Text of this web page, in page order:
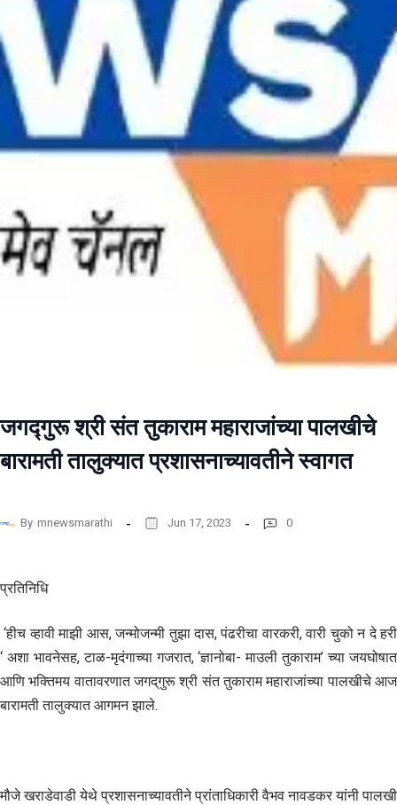
जगद्गुरू श्री संत तुकाराम महाराजांच्या पालखीचे
बारामती तालुक्यात प्रशासनाच्यावतीने स्वागत
By mnewsmarathi Jun 17, 2023 0
प्रतिनिधि
‘हीच व्हावी माझी आस, जन्मोजन्मी तुझा दास, पंढरीचा वारकरी, वारी चुको न दे हरी
‘ अशा भावनेसह, टाळ-मृदंगाच्या गजरात, ‘ज्ञानोबा- माउली तुकाराम’ च्या जयघोषात
आणि भक्तिमय वातावरणात जगद्‌गुरू श्री संत तुकाराम महाराजांच्या पालखीचे आज
बारामती तालुक्यात आगमन झाले.
मौजे खराडेवाडी येथे प्रशासनाच्यावतीने प्रांताधिकारी वैभव नावडकर यांनी पालखी